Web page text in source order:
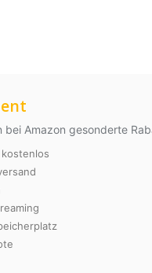
bei Amazon gesonderte